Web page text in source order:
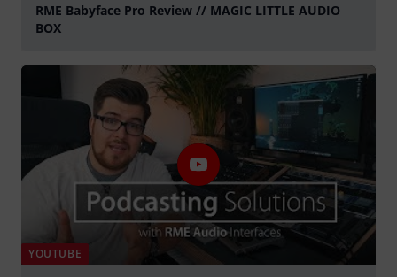
RME Babyface Pro Review // MAGIC LITTLE AUDIO
BOX
YOUTUBE